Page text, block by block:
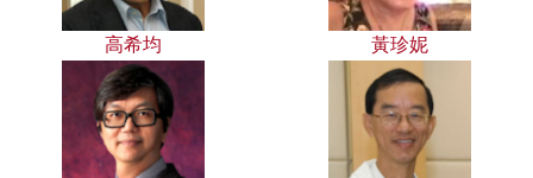
高希均 黃珍妮